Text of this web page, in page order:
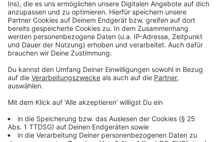
Video-Service zu laden!
Wir verwenden einen Service eines
Drittanbieters, um Videoinhalte
einzubetten. Dieser Service kann
sammeln. Bitte lesen Sie die
Video anzusehen.
Mehr Informationen
Die neue Single "Forgot How To Love" von Alle Farben,